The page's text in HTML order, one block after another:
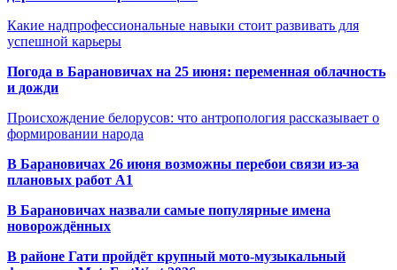
Какие надпрофессиональные навыки стоит развивать для
успешной карьеры
Погода в Барановичах на 25 июня: переменная облачность
и дожди
Происхождение белорусов: что антропология рассказывает о
формировании народа
В Барановичах 26 июня возможны перебои связи из-за
плановых работ A1
В Барановичах назвали самые популярные имена
новорождённых
В районе Гати пройдёт крупный мото-музыкальный